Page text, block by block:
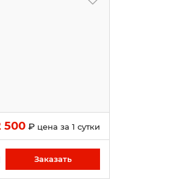
500₽ цена за 1 сутки
Заказать